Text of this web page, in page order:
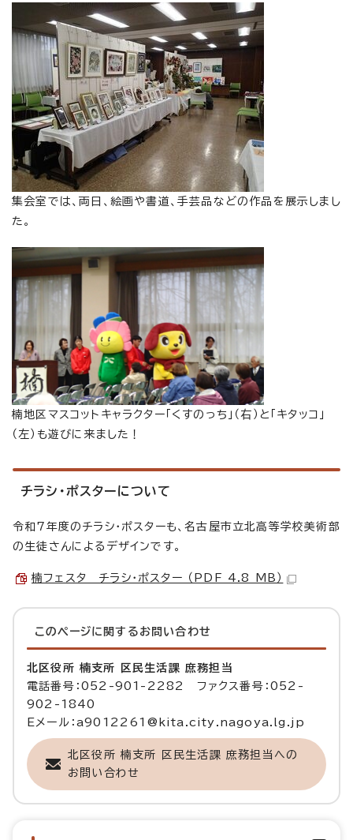
集会室では、両日、絵画や書道、手芸品などの作品を展示しまし
た。
楠地区マスコットキャラクター「くすのっち」（右）と「キタッコ」
（左）も遊びに来ました！
チラシ・ポスターについて
令和7年度のチラシ・ポスターも、名古屋市立北高等学校美術部
の生徒さんによるデザインです。
楠フェスタ チラシ・ポスター （PDF 4.8 MB）
このページに関する お問い合わせ
北区役所 楠支所 区民生活課 庶務担当
電話番号：052-901-2282 ファクス番号：052-
902-1840
Eメール：a9012261@kita.city.nagoya.lg.jp
北区役所 楠支所 区民生活課 庶務担当への
お問い合わせ